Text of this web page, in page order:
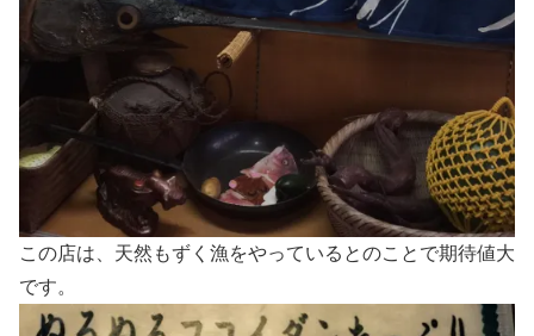
この店は、天然もずく漁をやっているとのことで期待値大
です。